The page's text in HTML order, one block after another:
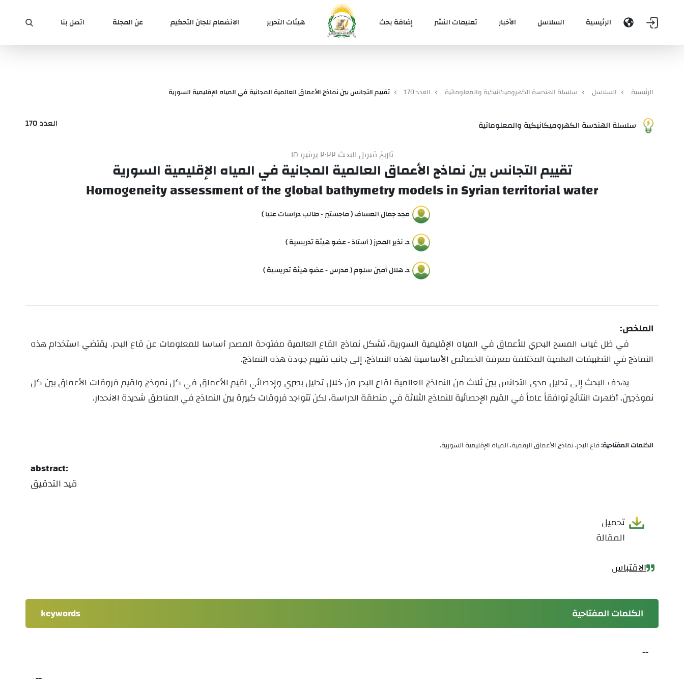
الرئيسية السلاسل الأخبار تعليمات النشر إضافة بحث هيئات التحرير الانضمام للجان التحكيم عن المجلة اتصل بنا
الرئيسية السلاسل سلسلة الهندسة الكهروميكانيكية والمعلوماتية العدد 170 تقييم التجانس بين نماذج الأعماق العالمية المجانية في المياه الإقليمية السورية
سلسلة الهندسة الكهروميكانيكية والمعلوماتية العدد 170
تاريخ قبول البحث ٢٠٢٢ يونيو ١٥
تقييم التجانس بين نماذج الأعماق العالمية المجانية في المياه الإقليمية السورية
Homogeneity assessment of the global bathymetry models in Syrian territorial water
مجد جمال العساف ( ماجستير - طالب دراسات عليا )
د. نذير المحرز ( أستاذ - عضو هيئة تدريسية )
د. هلال أمين سلوم ( مدرس - عضو هيئة تدريسية )
الملخص:
في ظل غياب المسح البحري للأعماق في المياه الإقليمية السورية، تشكل نماذج القاع العالمية مفتوحة المصدر أساسا للمعلومات عن قاع البحر. يقتضي استخدام هذه
النماذج في التطبيقات العلمية المختلفة معرفة الخصائص الأساسية لهذه النماذج، إلى جانب تقييم جودة هذه النماذج.
يهدف البحث إلى تحليل مدى التجانس بين ثلاث من النماذج العالمية لقاع البحر من خلال تحليل بصري وإحصائي لقيم الأعماق في كل نموذج ولقيم فروقات الأعماق بين كل
نموذجين. أظهرت النتائج توافقاً عاماً في القيم الإحصائية للنماذج الثلاثة في منطقة الدراسة، لكن تتواجد فروقات كبيرة بين النماذج في المناطق شديدة الانحدار.
الكلمات المفتاحية:قاع البحر، نماذج الأعماق الرقمية، المياه الإقليمية السورية.
abstract:
قيد التدقيق
تحميل
المقالة
الاقتباس
الكلمات المفتاحية keywords
--
--